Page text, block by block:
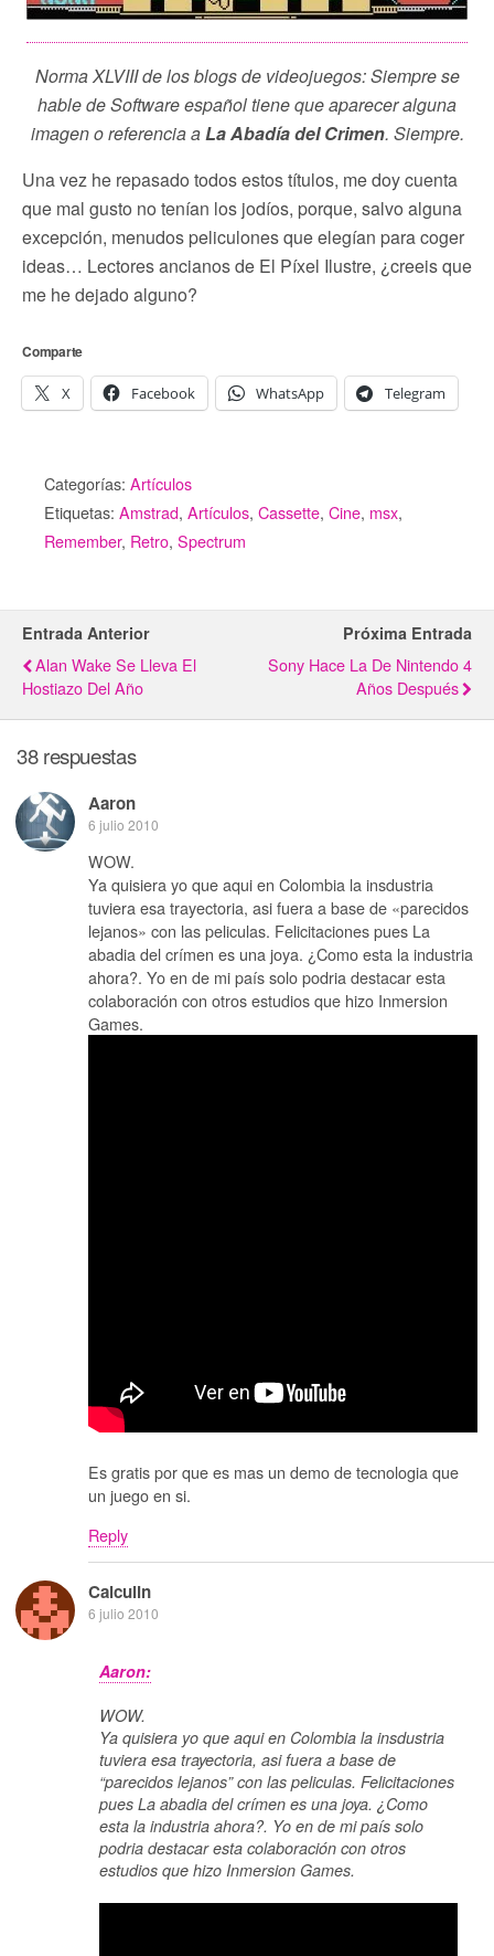
Norma XLVIII de los blogs de videojuegos: Siempre se
hable de Software español tiene que aparecer alguna
imagen o referencia aLa Abadía del Crimen. Siempre.
Una vez he repasado todos estos títulos, me doy cuenta
que mal gusto no tenían los jodíos, porque, salvo alguna
excepción, menudos peliculones que elegían para coger
ideas… Lectores ancianos de El Píxel Ilustre, ¿creeis que
me he dejado alguno?
Comparte
X Facebook WhatsApp Telegram
Categorías: Artículos
Etiquetas: Amstrad, Artículos, Cassette, Cine, msx,
Remember, Retro, Spectrum
Entrada Anterior
Alan Wake Se Lleva El
Hostiazo Del Año
Próxima Entrada
Sony Hace La De Nintendo 4
Años Después
38 respuestas
Aaron
6 julio 2010
WOW.
Ya quisiera yo que aqui en Colombia la insdustria
tuviera esa trayectoria, asi fuera a base de «parecidos
lejanos» con las peliculas. Felicitaciones pues La
abadia del crímen es una joya. ¿Como esta la industria
ahora?. Yo en de mi país solo podria destacar esta
colaboración con otros estudios que hizo Inmersion
Games.
Es gratis por que es mas un demo de tecnologia que
un juego en si.
Reply
Calculin
6 julio 2010
Aaron:
WOW.
Ya quisiera yo que aqui en Colombia la insdustria
tuviera esa trayectoria, asi fuera a base de
“parecidos lejanos” con las peliculas. Felicitaciones
pues La abadia del crímen es una joya. ¿Como
esta la industria ahora?. Yo en de mi país solo
podria destacar esta colaboración con otros
estudios que hizo Inmersion Games.